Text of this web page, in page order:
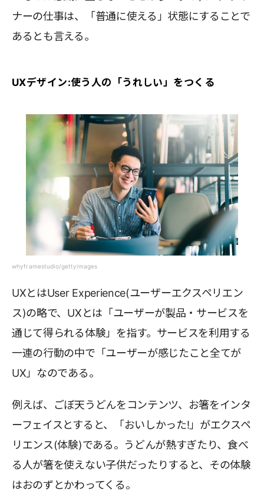
ナーの仕事は、「普通に使える」状態にすることで
あるとも言える。
UXデザイン:使う人の「うれしい」をつくる
whyframestudio/gettyimages
UXとはUser Experience(ユーザーエクスペリエン
ス)の略で、UXとは「ユーザーが製品・サービスを
通じて得られる体験」を指す。サービスを利用する
一連の行動の中で「ユーザーが感じたこと全てが
UX」なのである。
例えば、ごぼ天うどんをコンテンツ、お箸をインタ
ーフェイスとすると、「おいしかった!」がエクスペ
リエンス(体験)である。うどんが熱すぎたり、食べ
る人が箸を使えない子供だったりすると、その体験
はおのずとかわってくる。